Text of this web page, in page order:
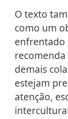
O texto
como um
enfrentado
demais
estejam
atenção,